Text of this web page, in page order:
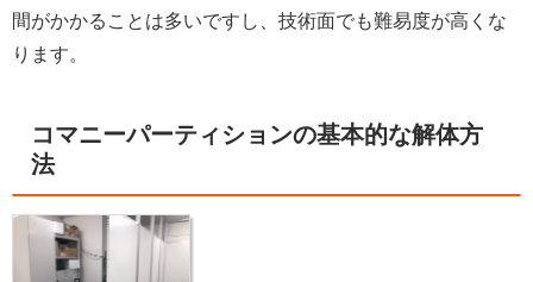
間がかかることは多いですし、技術面でも難易度が高くな
ります。
コマニーパーティションの基本的な解体方
法